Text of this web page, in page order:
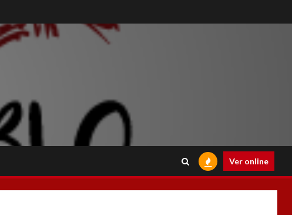
Ver online